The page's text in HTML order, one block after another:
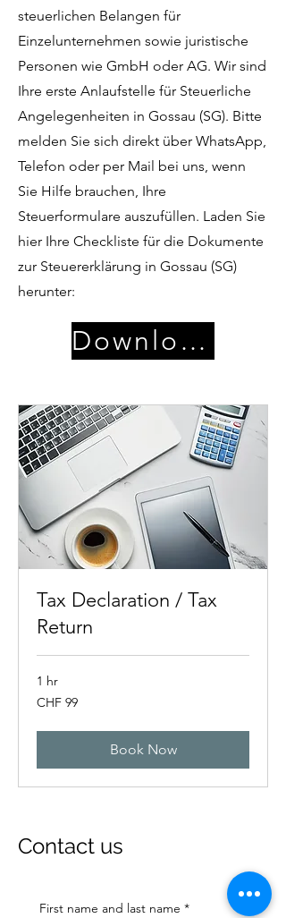
steuerlichen Belangen für
Einzelunternehmen sowie juristische
Personen wie GmbH oder AG. Wir sind
Ihre erste Anlaufstelle für Steuerliche
Angelegenheiten in Gossau (SG). Bitte
melden Sie sich direkt über WhatsApp,
Telefon oder per Mail bei uns, wenn
Sie Hilfe brauchen, Ihre
Steuerformulare auszufüllen. Laden Sie
hier Ihre Checkliste für die Dokumente
zur Steuererklärung in Gossau (SG)
herunter:
Download
Tax Declaration / Tax
Return
1 hr
99
Swiss
CHF 99
Book Now
Contact us
First name and last name *